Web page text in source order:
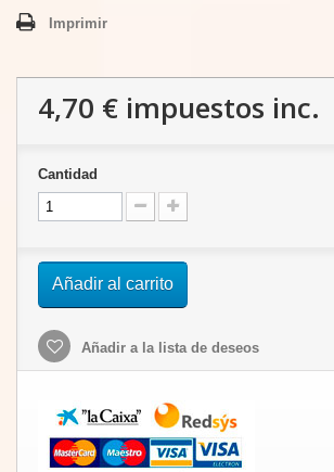
Imprimir
4,70 € impuestos inc.
Cantidad
Añadir al carrito
Añadir a la lista de deseos